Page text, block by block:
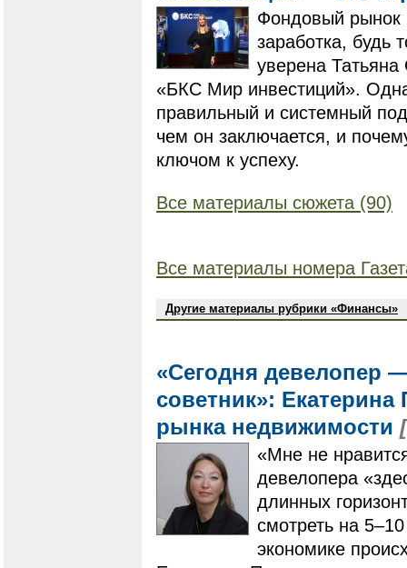
Фондовый рынок
заработка, будь
уверена Татьяна
«БКС Мир инвестиций».
правильный и системный
чем он заключается, и
ключом к успеху.
Все материалы сюжета (90)
Все материалы номера
Другие материалы рубрики «Финансы»
«Сегодня девелопер
советник»:
рынка недвижимости
«Мне не
девелопера
длинных
смотреть на
экономике